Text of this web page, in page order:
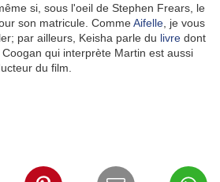
si, sous l'oeil de Stephen Frears, le
son matricule. CommeAifelle , je vous
par ailleurs, Keisha parle du livre dont
qui interprète Martin est aussi
du film.